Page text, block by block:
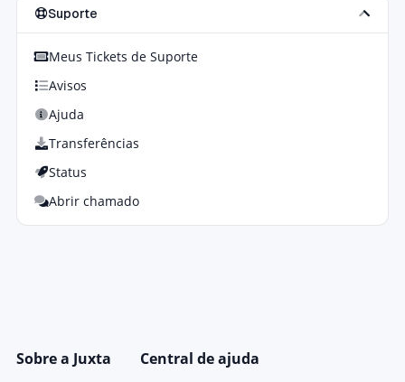
Suporte
Meus Tickets de Suporte
Avisos
Ajuda
Transferências
Status
Abrir chamado
Sobre a Juxta Central de ajuda